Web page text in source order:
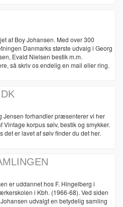
af Boy Johansen. Med over 300
Danmarks største udvalg i Georg
Evald Nielsen bestik m.m.
så skriv os endelig en mail eller ring.
Jensen forhandler præsenterer vi her
korpus sølv, bestik og smykker.
det er lavet af sølv finder du det her.
er uddannet hos F. Hingelberg i
i Kbh. (1966-68). Ved siden
udvalgt en betydelig samling